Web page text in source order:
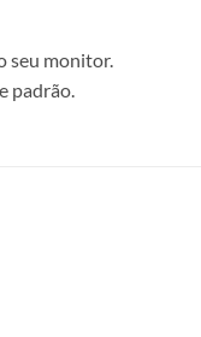
seu monitor.
padrão.